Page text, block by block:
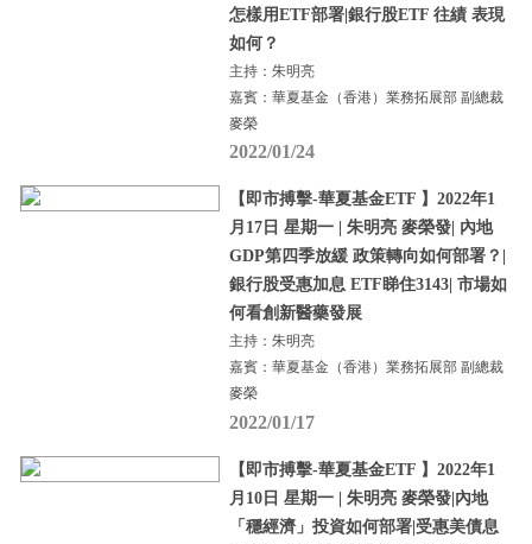
怎樣用ETF部署|銀行股ETF 往績 表現
如何？
主持：朱明亮
嘉賓：華夏基金（香港）業務拓展部 副總裁
麥榮
2022/01/24
【即市搏擊-華夏基金ETF 】2022年1
月17日 星期一 | 朱明亮 麥榮發| 內地
GDP第四季放緩 政策轉向如何部署？|
銀行股受惠加息 ETF睇住3143| 市場如
何看創新醫藥發展
主持：朱明亮
嘉賓：華夏基金（香港）業務拓展部 副總裁
麥榮
2022/01/17
【即市搏擊-華夏基金ETF 】2022年1
月10日 星期一 | 朱明亮 麥榮發|內地
「穩經濟」投資如何部署|受惠美債息